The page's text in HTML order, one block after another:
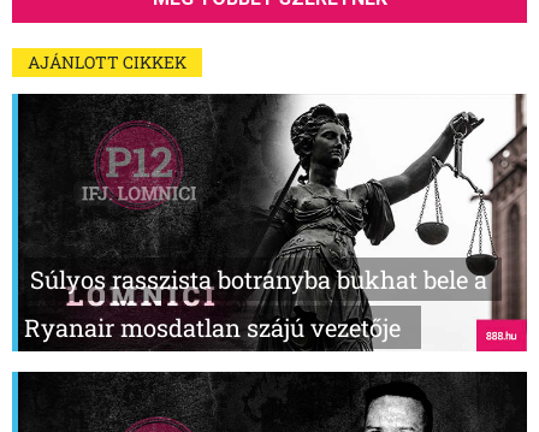
AJÁNLOTT CIKKEK
Súlyos rasszista botrányba bukhat bele a
Ryanair mosdatlan szájú vezetője